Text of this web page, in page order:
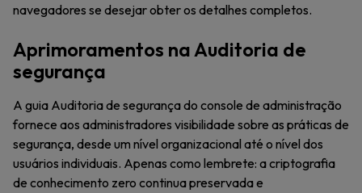
navegadores se desejar obter os detalhes completos.
Aprimoramentos na Auditoria de
segurança
A guia Auditoria de segurança do console de administração
fornece aos administradores visibilidade sobre as práticas de
segurança, desde um nível organizacional até o nível dos
usuários individuais. Apenas como lembrete: a criptografia
de conhecimento zero continua preservada e